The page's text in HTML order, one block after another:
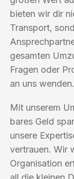
bieten wir dir
Transport,
gesamten
Fragen oder
an uns wenden.
Mit unserem
bares Geld
unsere
vertrauen. Wir
Organisation